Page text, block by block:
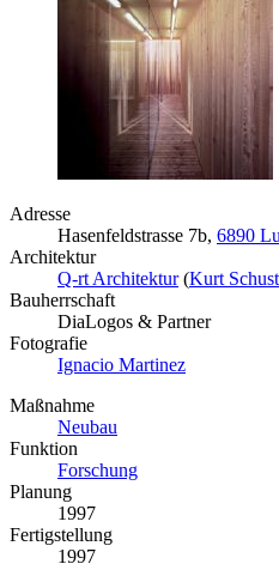
Adresse
Hasenfeldstrasse 7b, 6890
Architektur
Q-rt Architektur(Kurt
Bauherrschaft
DiaLogos & Partner
Fotografie
Ignacio Martinez
Maßnahme
Neubau
Funktion
Forschung
Planung
1997
Fertigstellung
1997